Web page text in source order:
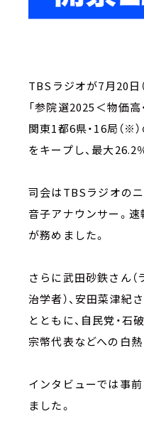
TBSラジオが7月20日
「参院選2025＜物価
関東1都6県・16局（※
をキープし、最大26.2
司会はTBSラジオのニ
音子アナウンサー。
が務めました。
さらに武田砂鉄さん（
治学者）、安田菜津紀
とともに、自民党・石
宗幣代表などへの白
インタビューでは事
ました。